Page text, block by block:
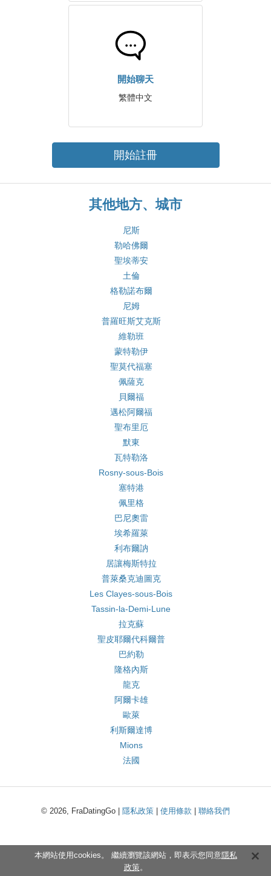
開始聊天
繁體中文
開始註冊
其他地方、城市
尼斯
勒哈佛爾
聖埃蒂安
土倫
格勒諾布爾
尼姆
普羅旺斯艾克斯
維勒班
蒙特勒伊
聖莫代福塞
佩薩克
貝爾福
邁松阿爾福
聖布里厄
默東
瓦特勒洛
Rosny-sous-Bois
塞特港
佩里格
巴尼奧雷
埃希羅萊
利布爾訥
居讓梅斯特拉
普萊桑克迪圖克
Les Clayes-sous-Bois
Tassin-la-Demi-Lune
拉克蘇
聖皮耶爾代科爾普
巴約勒
隆格內斯
龍克
阿爾卡雄
歐萊
利斯爾達博
Mions
法國
© 2026, FraDatingGo | 隱私政策 使用條款 聯絡我們
本網站使用cookies。 繼續瀏覽該網站，即表示您同意隱私
政策。